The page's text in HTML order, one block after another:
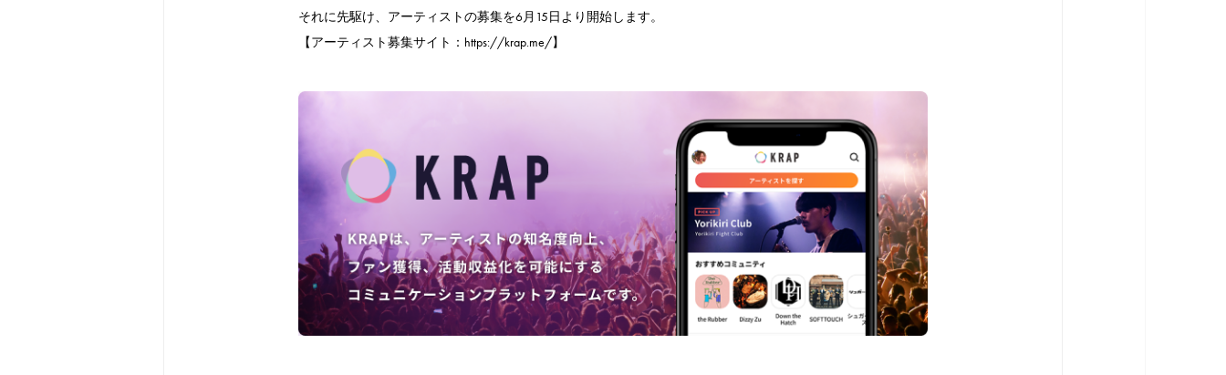
それに先駆け、アーティストの募集を6月15日より開始します。
【アーティスト募集サイト： https://krap.me/】